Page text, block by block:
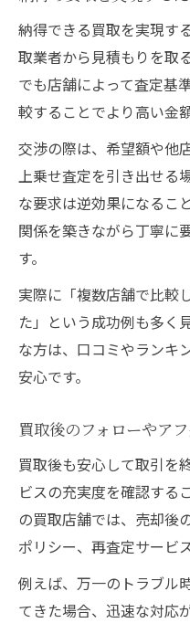
納得できる買取を実現す
取業者から見積もりを取
でも店舗によって査定基
較することでより高い金
交渉の際は、希望額や他
上乗せ査定を引き出せる
な要求は逆効果になるこ
関係を築きながら丁寧に
す。
実際に「複数店舗で比較
た」という成功例も多く
な方は、口コミやランキ
安心です。
買取後のフォローやア
買取後も安心して取引を
ビスの充実度を確認する
の買取店舗では、売却後
ポリシー、再査定サービ
例えば、万一のトラブル
てきた場合、迅速な対応